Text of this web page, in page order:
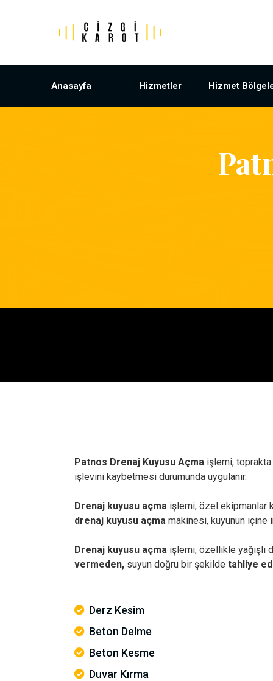
Anasayfa Hizmetler Hizmet
Patnos Drenaj Kuyusu Açma işlemi; toprakta
işlevini kaybetmesi durumunda uygulanır.
Drenaj kuyusu açma işlemi, özel ekipmanlar
drenaj kuyusu açma makinesi, kuyunun içine
Drenaj kuyusu açma işlemi, özellikle
vermeden, suyun doğru bir şekilde tahliye
Derz Kesim
Beton Delme
Beton Kesme
Duvar Kırma